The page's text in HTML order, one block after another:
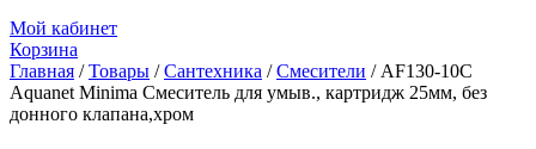
Мой кабинет
Корзина
Главная /Товары /Сантехника /Смесители /AF130-10C
Aquanet Minima Смеситель для умыв., картридж 25мм, без
донного клапана,хром